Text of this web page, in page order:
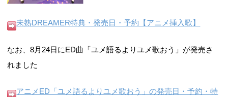
未熟DREAMER特典・発売日・予約【アニメ挿入歌】
なお、8月24日にED曲「ユメ語るよりユメ歌おう」が発売さ
れました
アニメED「ユメ語るよりユメ歌おう」の発売日・予約・特